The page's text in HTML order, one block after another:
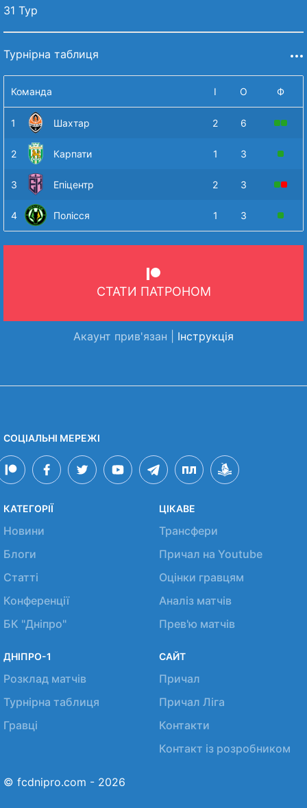
31 Тур
Турнірна таблиця
Команда І О Ф
1 Шахтар 2 6
2 Карпати 1 3
3 Епіцентр 2 3
4 Полісся 1 3
СТАТИ ПАТРОНОМ
Акаунт прив'язан | Інструкція
СОЦІАЛЬНІ МЕРЕЖІ
КАТЕГОРІЇ
Новини
Блоги
Статті
Конференції
БК "Дніпро"
ЦІКАВЕ
Трансфери
Причал на Youtube
Оцінки гравцям
Аналіз матчів
Прев'ю матчів
ДНІПРО-1
Розклад матчів
Турнірна таблиця
Гравці
САЙТ
Причал
Причал Ліга
Контакти
Контакт із розробником
© fcdnipro.com - 2026